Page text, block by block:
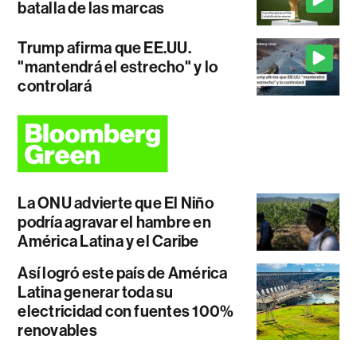
batalla de las marcas
Trump afirma que EE.UU.
"mantendrá el estrecho" y lo
controlará
La ONU advierte que El Niño
podría agravar el hambre en
América Latina y el Caribe
Así logró este país de América
Latina generar toda su
electricidad con fuentes 100%
renovables